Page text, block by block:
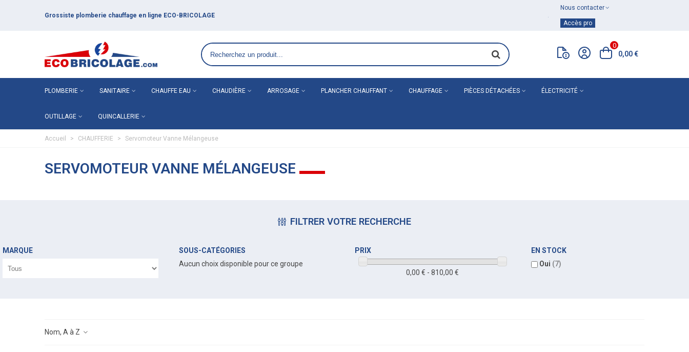
Grossiste plomberie chauffage en ligne ECO-BRICOLAGE Achat de
Nous contacter
Accès pro
0
0,00 €
PLOMBERIE SANITAIRE CHAUFFE EAU CHAUDIÈRE ARROSAGE PLANCHER CHAUFFANT CHAUFFAGE PIÈCES DÉTACHÉES ÉLECTRICITÉ
OUTILLAGE QUINCALLERIE
Accueil > CHAUFFERIE > Servomoteur Vanne Mélangeuse
SERVOMOTEUR VANNE MÉLANGEUSE
FILTRER VOTRE RECHERCHE
MARQUE
SOUS-CATÉGORIES
Aucun choix disponible pour ce groupe
PRIX
0,00 € - 810,00 €
EN STOCK
Oui (7)
Nom, A à Z